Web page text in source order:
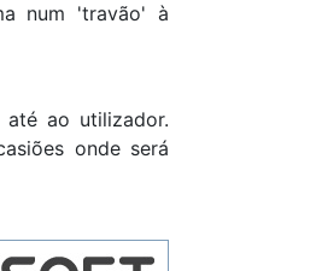
num 'travão' à
até ao utilizador.
onde será